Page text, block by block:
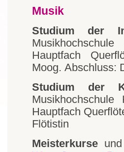
Musik
Studium der
Hauptfach
Moog. Abschluss:
Studium der
Hauptfach
Flötistin
Meisterkurse